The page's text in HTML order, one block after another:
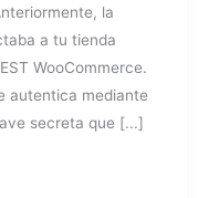
la
a tu tienda
WooCommerce.
autentica mediante
secreta que [...]